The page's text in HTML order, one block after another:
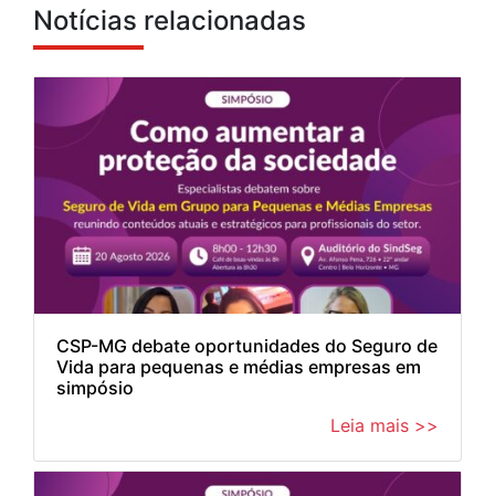
Notícias relacionadas
CSP-MG debate oportunidades do Seguro de
Vida para pequenas e médias empresas em
simpósio
Leia mais >>